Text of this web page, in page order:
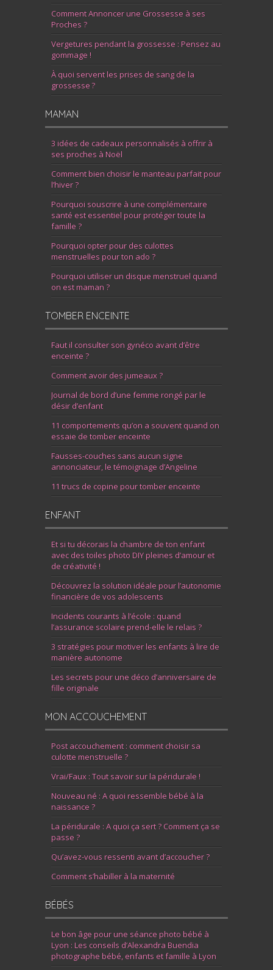
Comment Annoncer une Grossesse à ses
Proches ?
Vergetures pendant la grossesse : Pensez au
gommage !
À quoi servent les prises de sang de la
grossesse ?
MAMAN
3 idées de cadeaux personnalisés à offrir à
ses proches à Noël
Comment bien choisir le manteau parfait pour
l’hiver ?
Pourquoi souscrire à une complémentaire
santé est essentiel pour protéger toute la
famille ?
Pourquoi opter pour des culottes
menstruelles pour ton ado ?
Pourquoi utiliser un disque menstruel quand
on est maman ?
TOMBER ENCEINTE
Faut il consulter son gynéco avant d’être
enceinte ?
Comment avoir des jumeaux ?
Journal de bord d’une femme rongé par le
désir d’enfant
11 comportements qu’on a souvent quand on
essaie de tomber enceinte
Fausses-couches sans aucun signe
annonciateur, le témoignage d’Angeline
11 trucs de copine pour tomber enceinte
ENFANT
Et si tu décorais la chambre de ton enfant
avec des toiles photo DIY pleines d’amour et
de créativité !
Découvrez la solution idéale pour l’autonomie
financière de vos adolescents
Incidents courants à l’école : quand
l’assurance scolaire prend-elle le relais ?
3 stratégies pour motiver les enfants à lire de
manière autonome
Les secrets pour une déco d’anniversaire de
fille originale
MON ACCOUCHEMENT
Post accouchement : comment choisir sa
culotte menstruelle ?
Vrai/Faux : Tout savoir sur la péridurale !
Nouveau né : A quoi ressemble bébé à la
naissance ?
La péridurale : A quoi ça sert ? Comment ça se
passe ?
Qu’avez-vous ressenti avant d’accoucher ?
Comment s’habiller à la maternité
BÉBÉS
Le bon âge pour une séance photo bébé à
Lyon : Les conseils d’Alexandra Buendia
photographe bébé, enfants et famille à Lyon